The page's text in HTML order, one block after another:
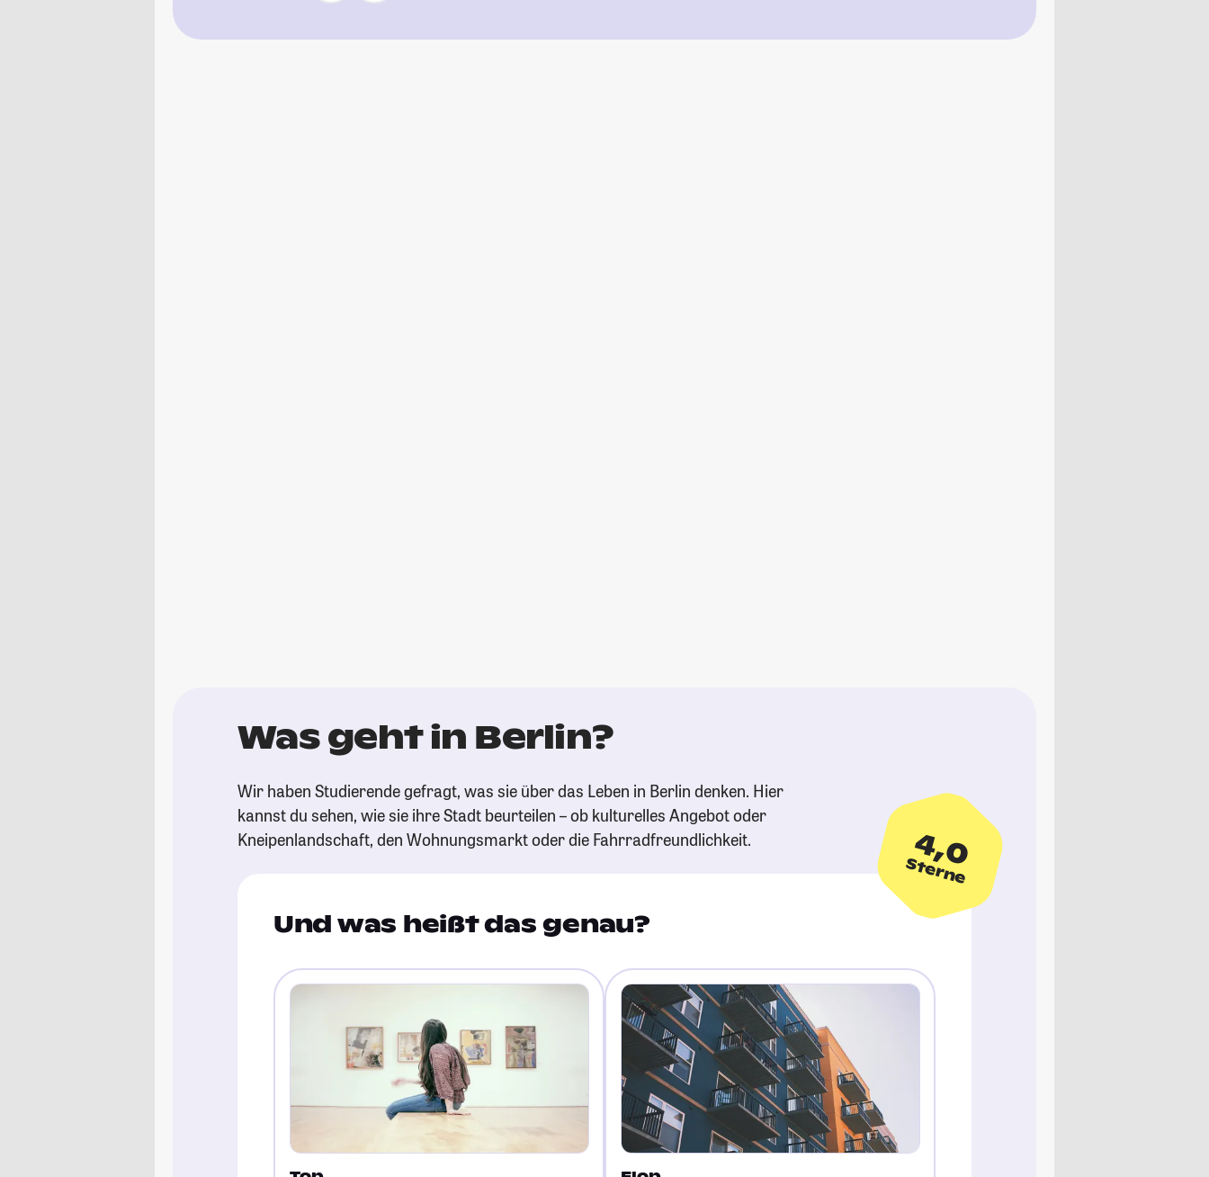
Was geht in Berlin?
Wir haben Studierende gefragt, was sie über das Leben in Berlin denken. Hier
kannst du sehen, wie sie ihre Stadt beurteilen – ob kulturelles Angebot oder
Kneipenlandschaft, den Wohnungsmarkt oder die Fahrradfreundlichkeit.
4,0
Sterne
Und was heißt das genau?